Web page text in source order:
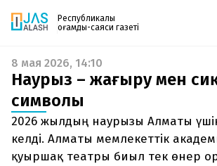
Республикалық
қоғамдық-саяси газеті
Жаңалықтар
Спорт
Live
Руханият
Аймақ
Архив
Заң және тәртіп
Газетке жазылу
PDF форматтағы газетті ай сайын
поштаңызға алып отырыңыз. Жаңа
шыққан сәтте сізге бірден жіберіледі.
енгізіңіз, біз қалғанын өзіміз жібереміз.
8 мая 2026, 14:10
Наурыз – жаңғыру мен
символы
2026 жылдың наурызы Алматы
келді. Алматы мемлекеттік
қуыршақ театры биыл тек өнер